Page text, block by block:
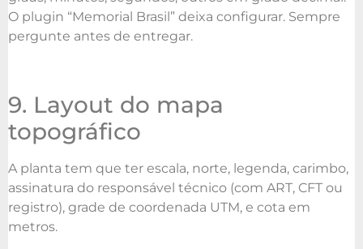
O plugin “Memorial Brasil” deixa configurar. Sempre
pergunte antes de entregar.
9. Layout do mapa
topográfico
A planta tem que ter escala, norte, legenda, carimbo,
assinatura do responsável técnico (com ART, CFT ou
registro), grade de coordenada UTM, e cota em
metros.